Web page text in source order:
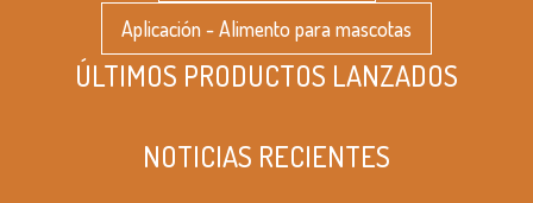
Aplicación - Alimento para mascotas
ÚLTIMOS PRODUCTOS LANZADOS
NOTICIAS RECIENTES